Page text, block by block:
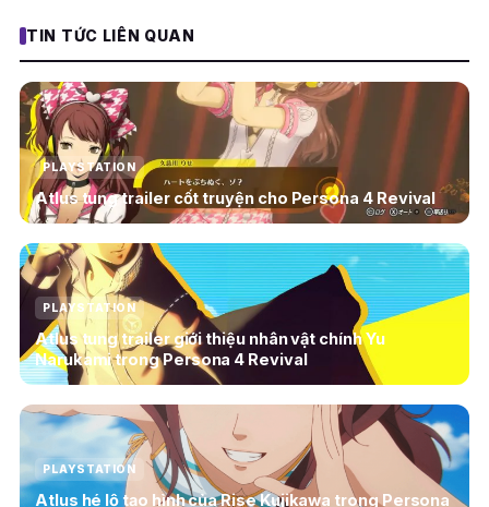
TIN TỨC LIÊN QUAN
PLAYSTATION
Atlus tung trailer cốt truyện cho Persona 4 Revival
PLAYSTATION
Atlus tung trailer giới thiệu nhân vật chính Yu
Narukami trong Persona 4 Revival
PLAYSTATION
Atlus hé lộ tạo hình của Rise Kujikawa trong Persona